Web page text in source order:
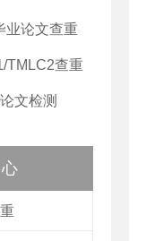
业论文查重
TMLC2查重
文检测